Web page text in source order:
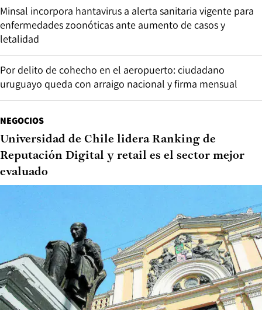
Minsal incorpora hantavirus a alerta sanitaria vigente para
enfermedades zoonóticas ante aumento de casos y
letalidad
Por delito de cohecho en el aeropuerto: ciudadano
uruguayo queda con arraigo nacional y firma mensual
NEGOCIOS
Universidad de Chile lidera Ranking de
Reputación Digital y retail es el sector mejor
evaluado